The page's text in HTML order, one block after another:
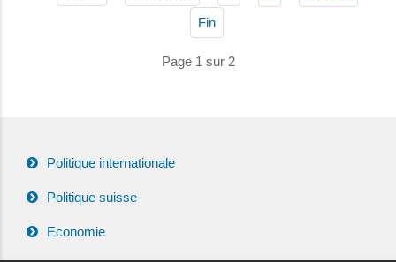
Fin
Page 1 sur 2
Politique internationale
Politique suisse
Economie